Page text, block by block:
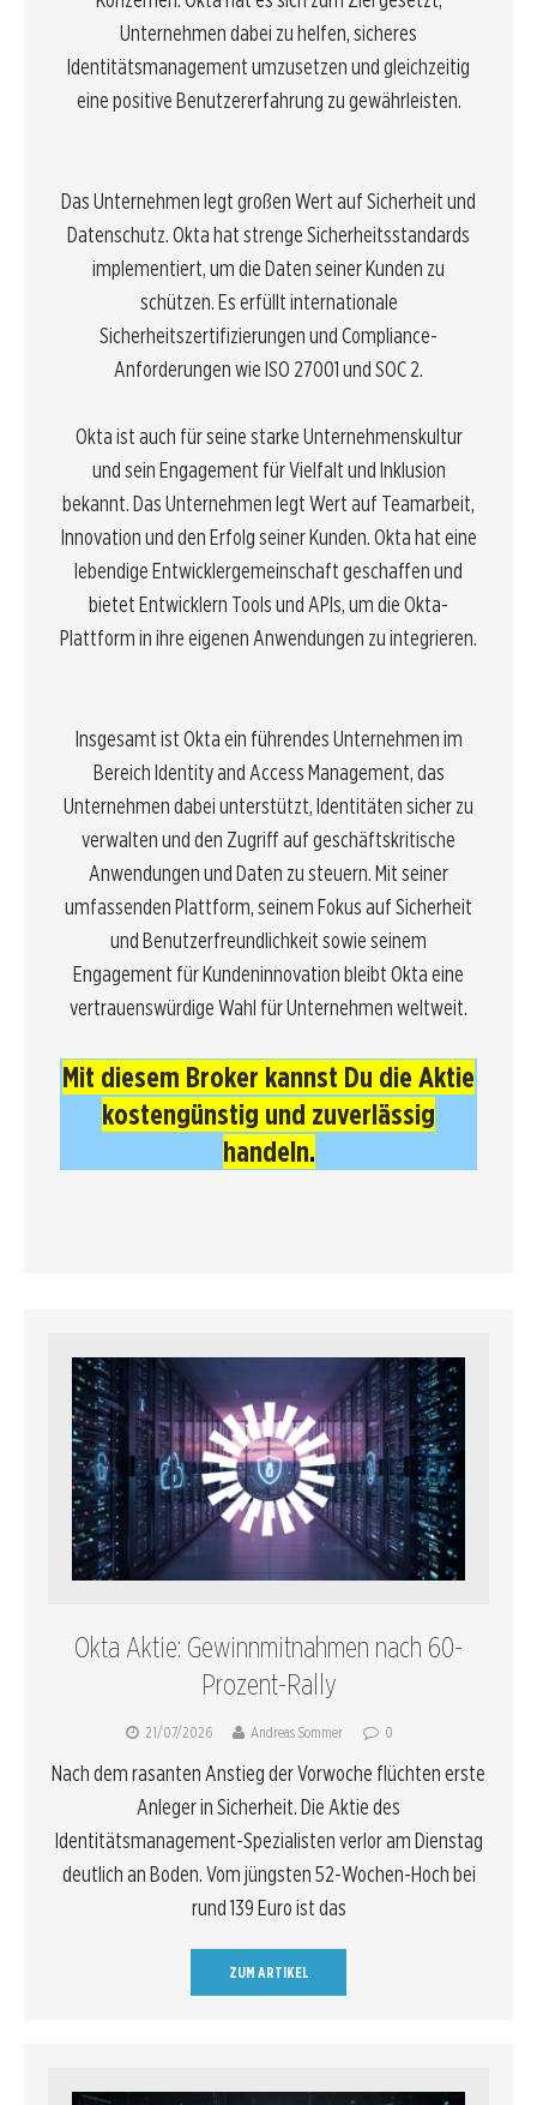
Unternehmen dabei zu helfen, sicheres
Identitätsmanagement umzusetzen und gleichzeitig
eine positive Benutzererfahrung zu gewährleisten.
Das Unternehmen legt großen Wert auf Sicherheit und
Datenschutz. Okta hat strenge Sicherheitsstandards
implementiert, um die Daten seiner Kunden zu
schützen. Es erfüllt internationale
Sicherheitszertifizierungen und Compliance-
Anforderungen wie ISO 27001 und SOC 2.
Okta ist auch für seine starke Unternehmenskultur
und sein Engagement für Vielfalt und Inklusion
bekannt. Das Unternehmen legt Wert auf Teamarbeit,
Innovation und den Erfolg seiner Kunden. Okta hat eine
lebendige Entwicklergemeinschaft geschaffen und
bietet Entwicklern Tools und APIs, um die Okta-
Plattform in ihre eigenen Anwendungen zu integrieren.
Insgesamt ist Okta ein führendes Unternehmen im
Bereich Identity and Access Management, das
Unternehmen dabei unterstützt, Identitäten sicher zu
verwalten und den Zugriff auf geschäftskritische
Anwendungen und Daten zu steuern. Mit seiner
umfassenden Plattform, seinem Fokus auf Sicherheit
und Benutzerfreundlichkeit sowie seinem
Engagement für Kundeninnovation bleibt Okta eine
vertrauenswürdige Wahl für Unternehmen weltweit.
Mit diesem Broker kannst Du die Aktie
kostengünstig und zuverlässig
handeln.
Okta Aktie: Gewinnmitnahmen nach 60-
Prozent-Rally
21/07/2026 Andreas Sommer 0
Nach dem rasanten Anstieg der Vorwoche flüchten erste
Anleger in Sicherheit. Die Aktie des
Identitätsmanagement-Spezialisten verlor am Dienstag
deutlich an Boden. Vom jüngsten 52-Wochen-Hoch bei
rund 139 Euro ist das
ZUM ARTIKEL